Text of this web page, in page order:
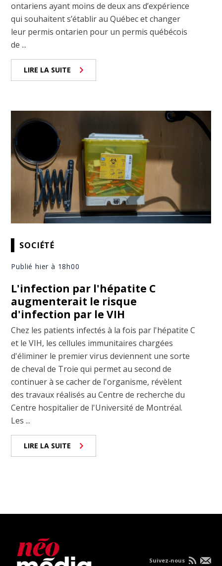
ontariens ayant moins de deux ans d’expérience
qui souhaitent s’établir au Québec et changer
leur permis ontarien pour un permis québécois
de ...
LIRE LA SUITE
SOCIÉTÉ
Publié hier à 18h00
L'infection par l'hépatite C
augmenterait le risque
d'infection par le VIH
Chez les patients infectés à la fois par l'hépatite C
et le VIH, les cellules immunitaires chargées
d'éliminer le premier virus deviennent une sorte
de cheval de Troie qui permet au second de
continuer à se cacher de l'organisme, révèlent
des travaux réalisés au Centre de recherche du
Centre hospitalier de l'Université de Montréal.
Les ...
LIRE LA SUITE
Suivez-nous